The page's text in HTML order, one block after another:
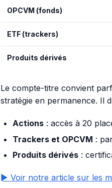
OPCVM (fonds)
ETF (trackers)
Produits dérivés
Le compte-titre convient
stratégie en permanence. Il
Actions : accès à 20
Trackers et OPCVM :
Produits dérivés :
► Voir notre article sur les